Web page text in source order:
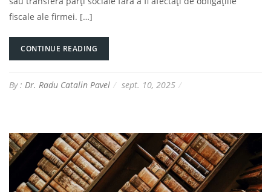
fiscale ale firmei. […]
CONTINUE READING
By : Dr. Radu Catalin Pavel sept. 10, 2025